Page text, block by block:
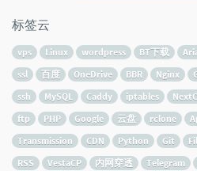
标签云
vps Linux wordpress BT下载
ssl
百度 OneDrive BBR Nginx
ssh
MySQL Caddy iptables
ftp
PHP Google 云盘 rclone
Transmission
CDN Python Git
RSS
VestaCP 内网穿透 Telegram